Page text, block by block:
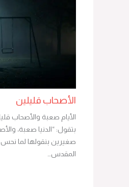
الأصحاب قليلين
الأيام صعبة والأصحاب قليلين
بتقول: “الدنيا صعبة، والأصحاب
صغيرين بنقولها لما نحس إن
المقدس…